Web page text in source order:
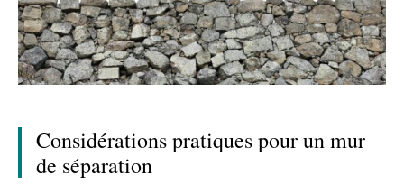
Considérations pratiques pour un mur
de séparation